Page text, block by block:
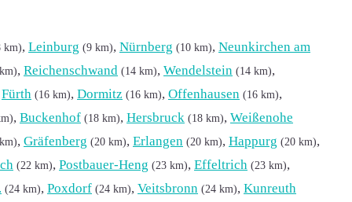
km), Leinburg (9 km), Nürnberg (10 km), Neunkirchen am
, Reichenschwand (14 km), Wendelstein (14 km),
Fürth (16 km), Dormitz (16 km), Offenhausen (16 km),
, Buckenhof (18 km), Hersbruck (18 km), Weißenohe
, Gräfenberg (20 km), Erlangen (20 km), Happurg (20 km),
(22 km), Postbauer-Heng (23 km), Effeltrich (23 km),
(24 km), Poxdorf (24 km), Veitsbronn (24 km), Kunreuth